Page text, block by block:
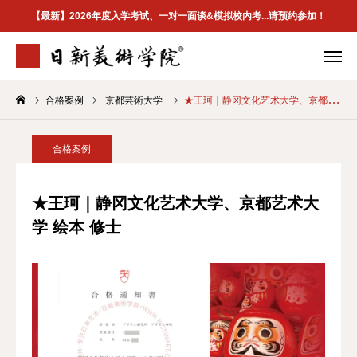
【最新】2026年度入学考试、一对一面谈&模拟校内考...请预约参加！
合格案例 京都芸術大学 ★王珂｜静冈文化艺术大学、京都艺术大学 绘本 修士
合格案例
★王珂｜静冈文化艺术大学、京都艺术大
学 绘本 修士
学院介绍 专业案内
合格案例
学院介紹
最新資訊